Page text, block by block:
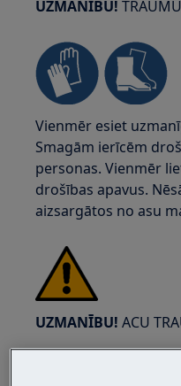
UZMANĪBU!
Vienmēr esiet
Smagām ierīcēm
personas. Vienmēr
drošības apavus.
aizsargātos no asu
UZMANĪBU! ACU